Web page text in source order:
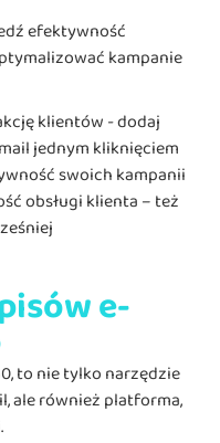
efektywność
kampanie
klientów - dodaj
jednym kliknięciem
swoich kampanii
obsługi klienta – też
e-
to nie tylko narzędzie
ale również platforma,